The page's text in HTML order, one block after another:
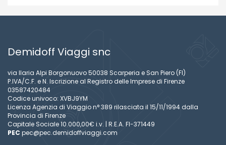
Demidoff Viaggi snc
via Ilaria Alpi Borgonuovo 50038 Scarperia e San Piero (FI)
P.IVA/C.F. e N. Iscrizione al Registro delle Imprese di Firenze
03587420484
Codice univoco: XVBJ9YM
Licenza Agenzia di Viaggio n° 389 rilasciata il 15/11/1994 dalla
Provincia di Firenze
Capitale Sociale 10.000,00€ i.v. | R.E.A. FI-371449
PEC pec@pec.demidoffviaggi.com